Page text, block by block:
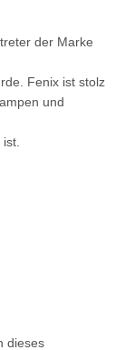
der Marke
Fenix ist stolz
und
ist.
dieses